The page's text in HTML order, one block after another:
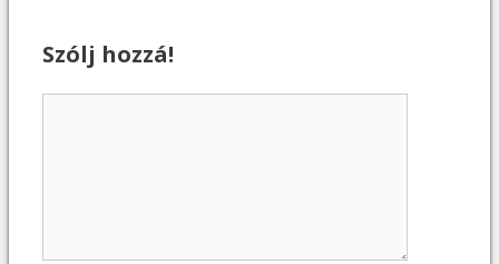
Szólj hozzá!